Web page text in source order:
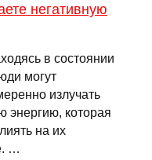
негативную
в состоянии
могут
излучать
энергию, которая
на их
…